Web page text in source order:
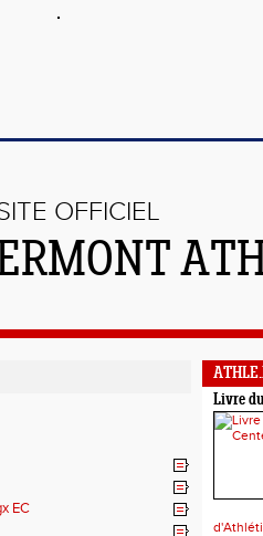
OFFICIEL
EC
Livre